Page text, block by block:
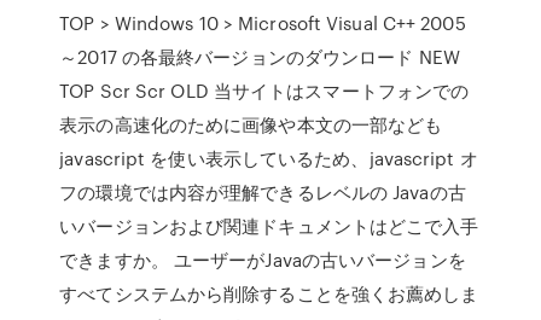
TOP > Windows 10 > Microsoft Visual C++ 2005
～2017 の各最終バージョンのダウンロード NEW
TOP Scr Scr OLD 当サイトはスマートフォンでの
表示の高速化のために画像や本文の一部なども
javascript を使い表示しているため、javascript オ
フの環境では内容が理解できるレベルの Javaの古
いバージョンおよび関連ドキュメントはどこで入手
できますか。 ユーザーがJavaの古いバージョンを
すべてシステムから削除することを強くお薦めしま